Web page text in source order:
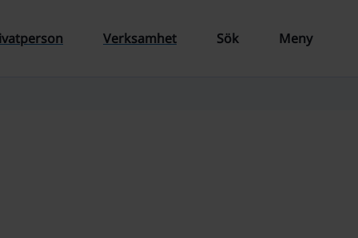
Verksamhet Sök Meny